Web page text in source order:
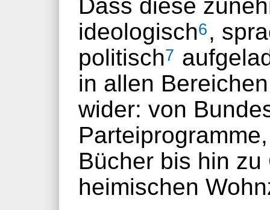
Dass diese
ideologisch6,
politisch7
in allen
wider: von
Bücher bis hin
heimischen